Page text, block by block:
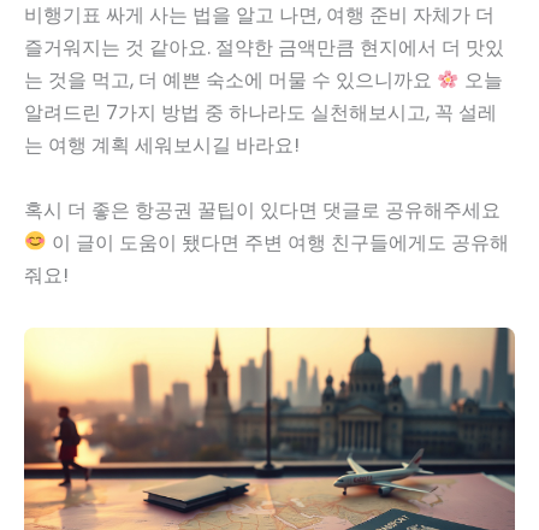
비행기표 싸게 사는 법을 알고 나면, 여행 준비 자체가 더
즐거워지는 것 같아요. 절약한 금액만큼 현지에서 더 맛있
는 것을 먹고, 더 예쁜 숙소에 머물 수 있으니까요
오늘
알려드린 7가지 방법 중 하나라도 실천해보시고, 꼭 설레
는 여행 계획 세워보시길 바라요!
혹시 더 좋은 항공권 꿀팁이 있다면 댓글로 공유해주세요
이 글이 도움이 됐다면 주변 여행 친구들에게도 공유해
줘요!